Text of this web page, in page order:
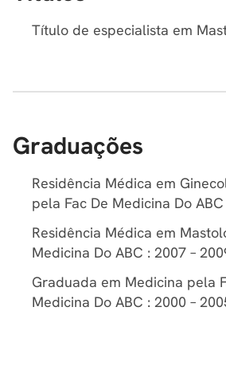
Título de especialista em
Graduações
Residência Médica em
pela Fac De Medicina Do
Residência Médica em
Medicina Do ABC : 2007 –
Graduada em Medicina pela
Medicina Do ABC : 2000 –